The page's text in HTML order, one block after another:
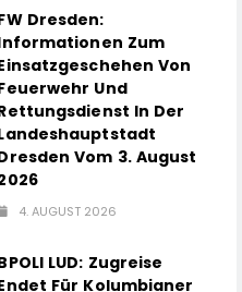
Dresden:
Zum
Von
Und
In Der
Vom 3. August
4. AUGUST 2026
LUD: Zugreise
Für Kolumbianer